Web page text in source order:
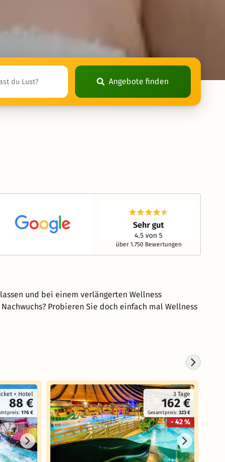
Angebote finden
über 1.750 Bewertungen
und bei einem verlängerten Wellness
Probieren Sie doch einfach mal Wellness
+ Hotel
88 €
176 €
3 Tage
162 €
Gesamtpreis: 323 €
- 42 %